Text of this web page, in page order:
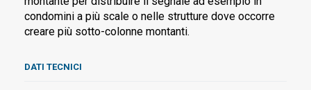
condomini a più scale o nelle strutture dove occorre
creare più sotto-colonne montanti.
DATI TECNICI